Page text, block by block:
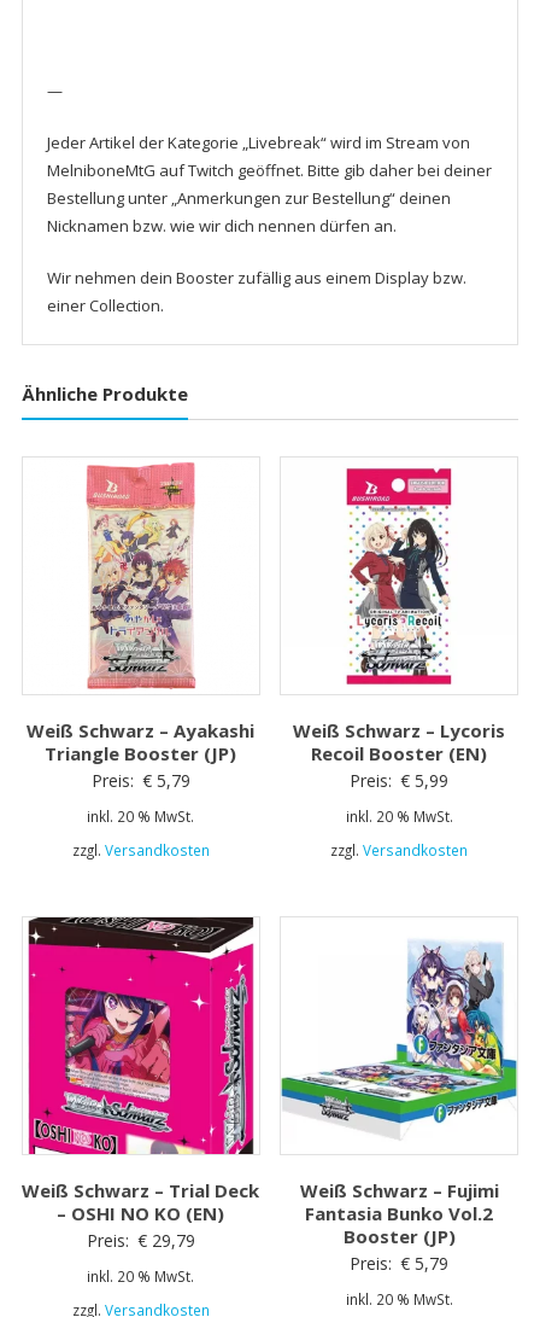
—
Jeder Artikel der Kategorie „Livebreak“ wird im Stream von
MelniboneMtG auf Twitch geöffnet. Bitte gib daher bei deiner
Bestellung unter „Anmerkungen zur Bestellung“ deinen
Nicknamen bzw. wie wir dich nennen dürfen an.
Wir nehmen dein Booster zufällig aus einem Display bzw.
einer Collection.
Ähnliche Produkte
Weiß Schwarz – Ayakashi
Triangle Booster (JP)
Preis: €5,79
inkl. 20 % MwSt.
zzgl. Versandkosten
Weiß Schwarz – Lycoris
Recoil Booster (EN)
Preis: € 5,99
inkl. 20 % MwSt.
zzgl.Versandkosten
Weiß Schwarz – Trial Deck
– OSHI NO KO (EN)
Preis: €29,79
inkl. 20 % MwSt.
zzgl. Versandkosten
Weiß Schwarz – Fujimi
Fantasia Bunko Vol.2
Booster (JP)
Preis: € 5,79
inkl. 20 % MwSt.